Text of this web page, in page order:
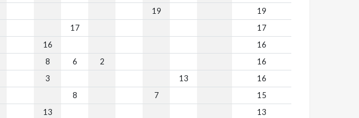
19
19
17
17
16
16
8 6 2
16
3 13
16
8 7
15
13
13